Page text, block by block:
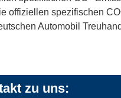
offiziellen spezifischen CO
Automobil
zu uns: